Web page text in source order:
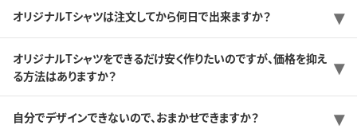
オリジナルTシャツは注文してから何日で出来ますか？
オリジナルTシャツをできるだけ安く作りたいのですが、価格を抑え
る方法はありますか？
自分でデザインできないので、おまかせできますか？